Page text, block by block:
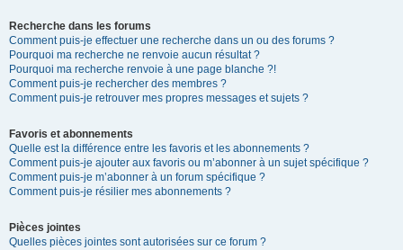
Recherche dans les forums
Comment puis-je effectuer une recherche dans un ou des forums ?
Pourquoi ma recherche ne renvoie aucun résultat ?
Pourquoi ma recherche renvoie à une page blanche ?!
Comment puis-je rechercher des membres ?
Comment puis-je retrouver mes propres messages et sujets ?
Favoris et abonnements
Quelle est la différence entre les favoris et les abonnements ?
Comment puis-je ajouter aux favoris ou m’abonner à un sujet spécifique ?
Comment puis-je m’abonner à un forum spécifique ?
Comment puis-je résilier mes abonnements ?
Pièces jointes
Quelles pièces jointes sont autorisées sur ce forum ?